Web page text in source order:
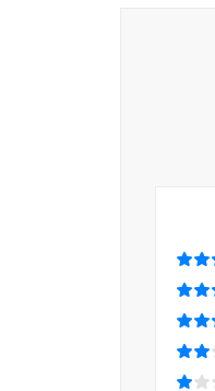
간절히 바
이 작품은
아오마메와
홋카이도 신